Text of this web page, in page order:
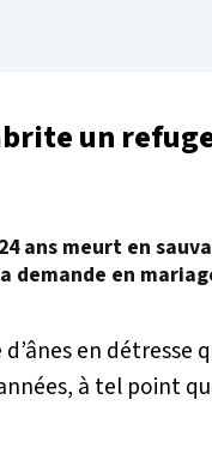
un
ans meurt en
demande en
en détresse
à tel point